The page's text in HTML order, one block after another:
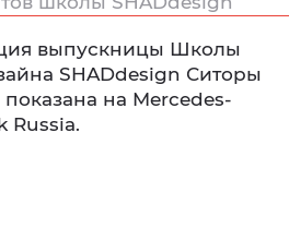
выпускницы Школы
SHADdesign Ситоры
на Mercedes-
Russia.